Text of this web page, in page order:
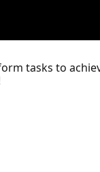
tasks to